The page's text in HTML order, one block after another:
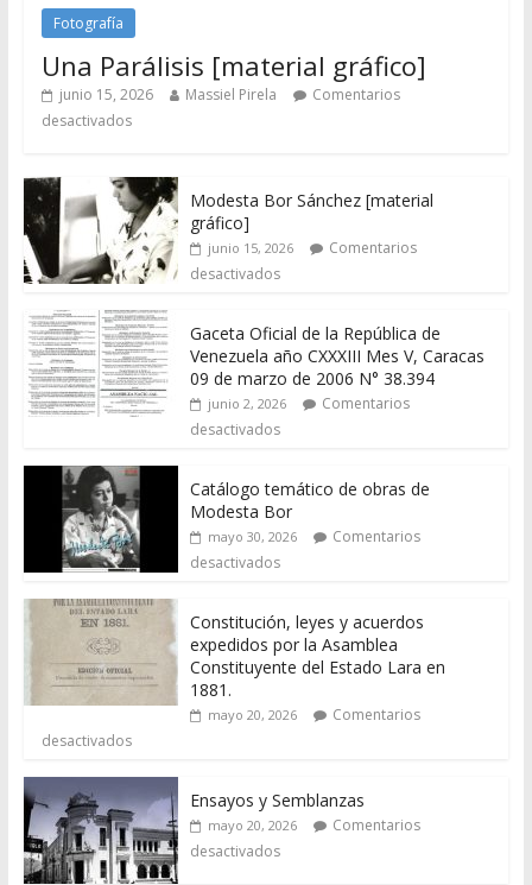
Fotografía
Una Parálisis [material gráfico]
junio 15, 2026 Massiel Pirela
Comentarios
desactivados
Modesta Bor Sánchez [material
gráfico]
junio 15, 2026
Comentarios
desactivados
Gaceta Oficial de la República de
Venezuela año CXXXIII Mes V, Caracas
09 de marzo de 2006 N° 38.394
junio 2, 2026
Comentarios
desactivados
Catálogo temático de obras de
Modesta Bor
mayo 30, 2026
Comentarios
desactivados
Constitución, leyes y acuerdos
expedidos por la Asamblea
Constituyente del Estado Lara en
1881.
mayo 20, 2026
Comentarios
desactivados
Ensayos y Semblanzas
mayo 20, 2026
Comentarios
desactivados